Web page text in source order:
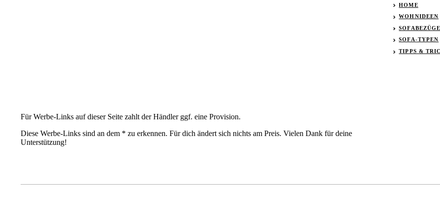
Für Werbe-Links auf dieser Seite zahlt der Händler ggf. eine Provision.
Diese Werbe-Links sind an dem * zu erkennen. Für dich ändert sich nichts am Preis. Vielen Dank für deine
Unterstützung!
HOME
WOHNIDEEN
SOFA-TYPEN
TIPPS &